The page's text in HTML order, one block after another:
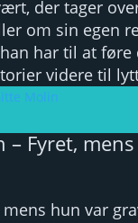
der tager
om sin egen
har til at føre
videre til
– Fyret,
hun var